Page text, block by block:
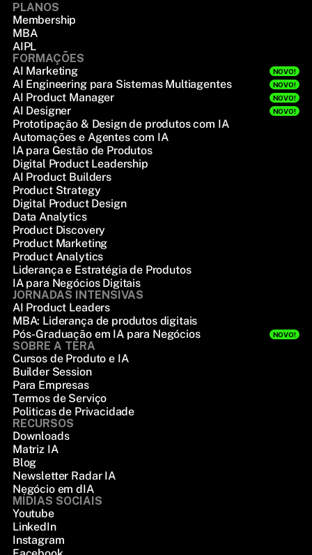
PLANOS
Membership
MBA
AIPL
FORMAÇÕES
AI Marketing
NOVO!
AI Engineering para Sistemas Multiagentes NOVO!
AI Product Manager NOVO!
AI Designer NOVO!
Prototipação & Design de produtos com IA
Automações e Agentes com IA
IA para Gestão de Produtos
Digital Product Leadership
AI Product Builders
Product Strategy
Digital Product Design
Data Analytics
Product Discovery
Product Marketing
Product Analytics
Liderança e Estratégia de Produtos
IA para Negócios Digitais
JORNADAS INTENSIVAS
AI Product Leaders
MBA: Liderança de produtos digitais
Pós-Graduação em IA para Negócios
NOVO!
SOBRE A TERA
Cursos de Produto e IA
Builder Session
Para Empresas
Termos de Serviço
Politicas de Privacidade
RECURSOS
Downloads
Matriz IA
Blog
Newsletter Radar IA
Negócio em dIA
MÍDIAS SOCIAIS
Youtube
LinkedIn
Instagram